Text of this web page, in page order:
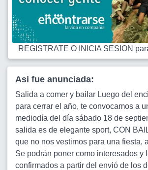
REGISTRATE O INICIA SESION
Asi fue anunciada:
Salida a comer y bailar Luego del
para cerrar el año, te convocamos a
mediodía del día sábado 18 de
salida es de elegante sport, CON
que no nos vestimos para una fiesta,
Se podrán poner como interesados y
confirmados a partir del envió de los